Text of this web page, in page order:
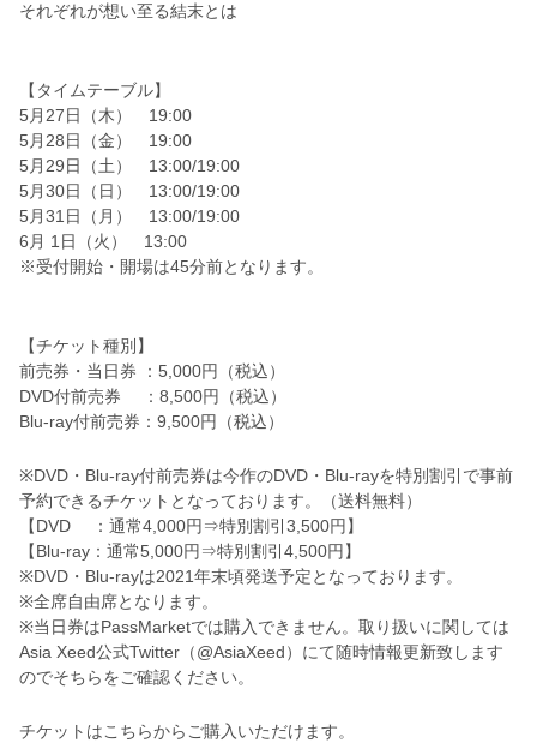
それぞれが想い至る結末とは
【タイムテーブル】
5月27日（木） 19:00
5月28日（金） 19:00
5月29日（土） 13:00/19:00
5月30日（日） 13:00/19:00
5月31日（月） 13:00/19:00
6月 1日（火） 13:00
※受付開始・開場は45分前となります。
【チケット種別】
前売券・当日券 ：5,000円（税込）
DVD付前売券 ：8,500円（税込）
Blu-ray付前売券：9,500円（税込）
※DVD・Blu-ray付前売券は今作のDVD・Blu-rayを特別割引で事前
予約できるチケットとなっております。（送料無料）
【DVD ：通常4,000円⇒特別割引3,500円】
【Blu-ray：通常5,000円⇒特別割引4,500円】
※DVD・Blu-rayは2021年末頃発送予定となっております。
※全席自由席となります。
※当日券はPassMarketでは購入できません。取り扱いに関しては
Asia Xeed公式Twitter（@AsiaXeed）にて随時情報更新致します
のでそちらをご確認ください。
チケットはこちらからご購入いただけます。